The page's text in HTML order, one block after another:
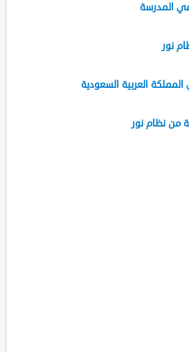
المدرسة
نور
العربية السعودية
من نظام نور